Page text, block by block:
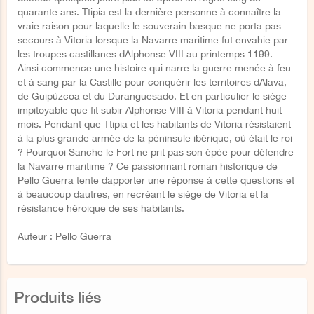
quarante ans. Ttipia est la dernière personne à connaître la
vraie raison pour laquelle le souverain basque ne porta pas
secours à Vitoria lorsque la Navarre maritime fut envahie par
les troupes castillanes dAlphonse VIII au printemps 1199.
Ainsi commence une histoire qui narre la guerre menée à feu
et à sang par la Castille pour conquérir les territoires dAlava,
de Guipúzcoa et du Duranguesado. Et en particulier le siège
impitoyable que fit subir Alphonse VIII à Vitoria pendant huit
mois. Pendant que Ttipia et les habitants de Vitoria résistaient
à la plus grande armée de la péninsule ibérique, où était le roi
? Pourquoi Sanche le Fort ne prit pas son épée pour défendre
la Navarre maritime ? Ce passionnant roman historique de
Pello Guerra tente dapporter une réponse à cette questions et
à beaucoup dautres, en recréant le siège de Vitoria et la
résistance héroïque de ses habitants.
Auteur : Pello Guerra
Produits liés